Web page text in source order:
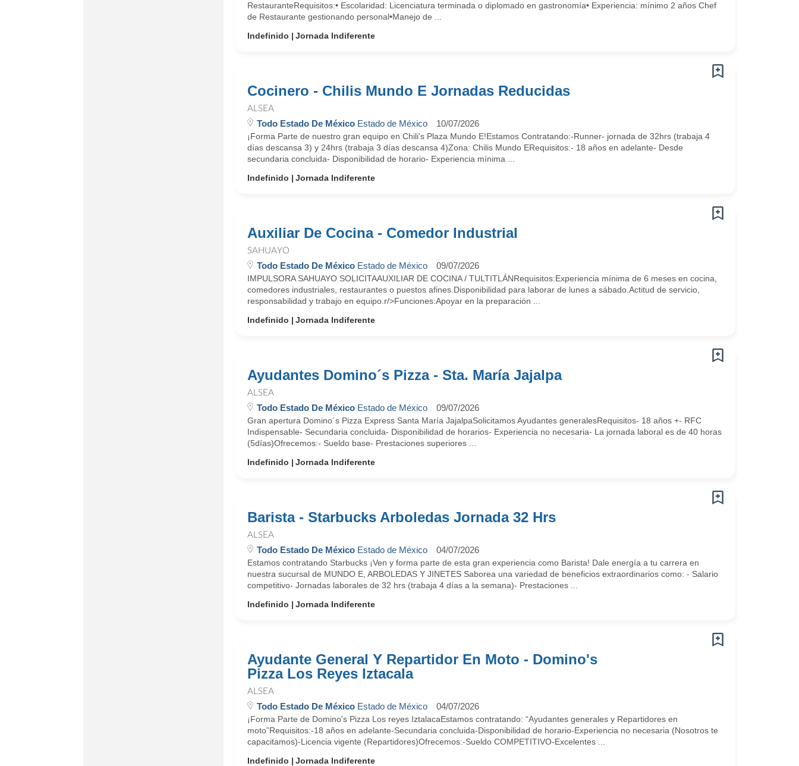
RestauranteRequisitos:• Escolaridad: Licenciatura terminada o diplomado en gastronomía• Experiencia: mínimo 2 años Chef
de Restaurante gestionando personal•Manejo de ...
Indefinido
Jornada Indiferente
Cocinero - Chilis Mundo E Jornadas Reducidas
ALSEA
Todo Estado De MéxicoEstado de México 10/07/2026
¡Forma Parte de nuestro gran equipo en Chili's Plaza Mundo E!Estamos Contratando:-Runner- jornada de 32hrs (trabaja 4
días descansa 3) y 24hrs (trabaja 3 días descansa 4)Zona: Chilis Mundo ERequisitos:- 18 años en adelante- Desde
secundaria concluida- Disponibilidad de horario- Experiencia mínima ...
Indefinido
Jornada Indiferente
Auxiliar De Cocina - Comedor Industrial
SAHUAYO
Todo Estado De MéxicoEstado de México 09/07/2026
IMPULSORA SAHUAYO SOLICITAAUXILIAR DE COCINA / TULTITLÁNRequisitos:Experiencia mínima de 6 meses en cocina,
comedores industriales, restaurantes o puestos afines.Disponibilidad para laborar de lunes a sábado.Actitud de servicio,
responsabilidad y trabajo en equipo.r/>Funciones:Apoyar en la preparación ...
Indefinido
Jornada Indiferente
Ayudantes Domino´s Pizza - Sta. María Jajalpa
ALSEA
Todo Estado De MéxicoEstado de México 09/07/2026
Gran apertura Domino´s Pizza Express Santa María JajalpaSolicitamos Ayudantes generalesRequisitos- 18 años +- RFC
Indispensable- Secundaria concluida- Disponibilidad de horarios- Experiencia no necesaria- La jornada laboral es de 40 horas
(5días)Ofrecemos:- Sueldo base- Prestaciones superiores ...
Indefinido
Jornada Indiferente
Barista - Starbucks Arboledas Jornada 32 Hrs
ALSEA
Todo Estado De MéxicoEstado de México 04/07/2026
Estamos contratando Starbucks ¡Ven y forma parte de esta gran experiencia como Barista! Dale energía a tu carrera en
nuestra sucursal de MUNDO E, ARBOLEDAS Y JINETES Saborea una variedad de beneficios extraordinarios como: - Salario
competitivo- Jornadas laborales de 32 hrs (trabaja 4 días a la semana)- Prestaciones ...
Indefinido
Jornada Indiferente
Ayudante General Y Repartidor En Moto - Domino's
Pizza Los Reyes Iztacala
ALSEA
Todo Estado De MéxicoEstado de México 04/07/2026
¡Forma Parte de Domino's Pizza Los reyes IztalacaEstamos contratando: “Ayudantes generales y Repartidores en
moto”Requisitos:-18 años en adelante-Secundaria concluida-Disponibilidad de horario-Experiencia no necesaria (Nosotros te
capacitamos)-Licencia vigente (Repartidores)Ofrecemos:-Sueldo COMPETITIVO-Excelentes ...
Indefinido
Jornada Indiferente